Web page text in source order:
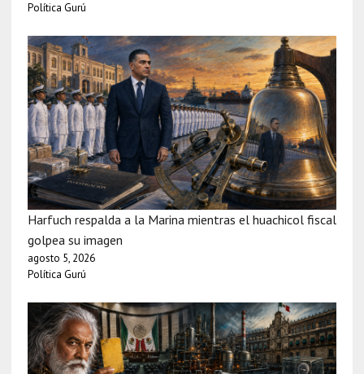
Política Gurú
Harfuch respalda a la Marina mientras el huachicol fiscal
golpea su imagen
agosto 5, 2026
Política Gurú